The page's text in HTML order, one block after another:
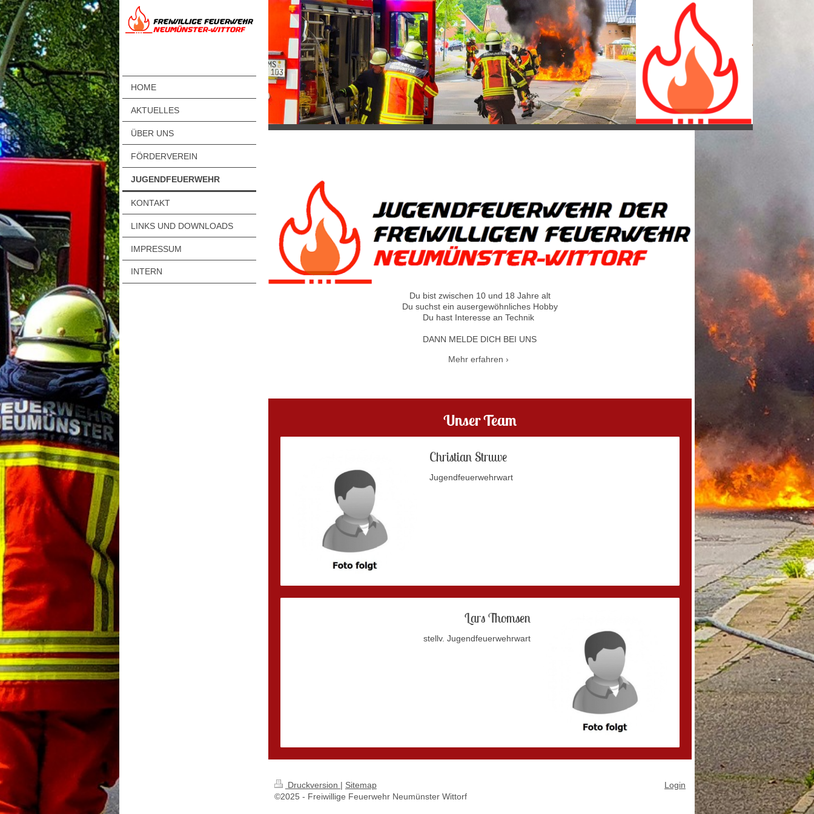
HOME
AKTUELLES
ÜBER UNS
FÖRDERVEREIN
JUGENDFEUERWEHR
KONTAKT
LINKS UND DOWNLOADS
IMPRESSUM
INTERN
Du bist zwischen 10 und 18 Jahre alt
Du suchst ein ausergewöhnliches Hobby
Du hast Interesse an Technik
DANN MELDE DICH BEI UNS
Mehr erfahren
Unser Team
Christian Struwe
Jugendfeuerwehrwart
Lars Thomsen
stellv. Jugendfeuerwehrwart
Druckversion | Sitemap
©2025 - Freiwillige Feuerwehr Neumünster Wittorf
Login